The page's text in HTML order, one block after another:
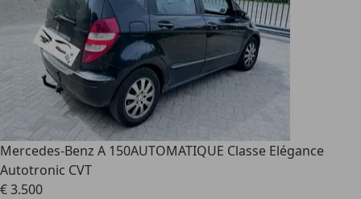
Mercedes-Benz A 150AUTOMATIQUE Classe Elégance
Autotronic CVT
€ 3.500